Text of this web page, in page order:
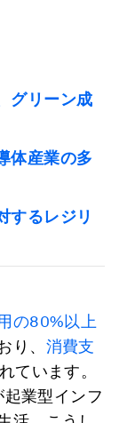
グリーン成
体産業の多
するレジリ
の80%以上
り、 消費支
ています。
業型インフ